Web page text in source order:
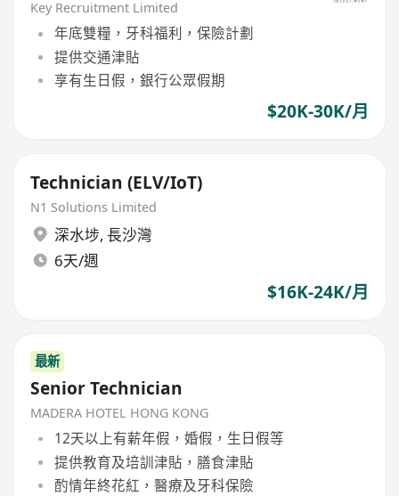
Key Recruitment Limited
年底雙糧，牙科福利，保險計劃
提供交通津貼
享有生日假，銀行公眾假期
$20K-30K/月
Technician (ELV/IoT)
N1 Solutions Limited
深水埗, 長沙灣
6天/週
$16K-24K/月
最新
Senior Technician
MADERA HOTEL HONG KONG
12天以上有薪年假，婚假，生日假等
提供教育及培訓津貼，膳食津貼
酌情年終花紅，醫療及牙科保險